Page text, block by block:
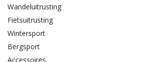
Wandeluitrusting
Fietsuitrusting
Wintersport
Bergsport
Accessoires